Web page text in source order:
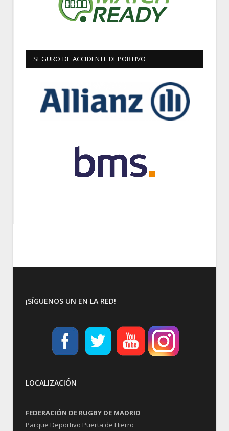
SEGURO DE ACCIDENTE DEPORTIVO
¡SÍGUENOS UN EN LA RED!
LOCALIZACIÓN
FEDERACIÓN DE RUGBY DE MADRID
Parque Deportivo Puerta de Hierro